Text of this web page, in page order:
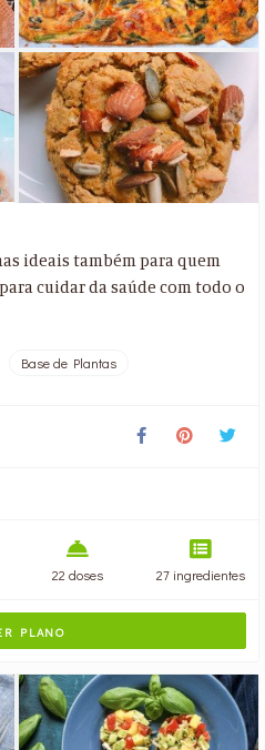
ideais também para quem
cuidar da saúde com todo o
Base de Plantas
22 doses 27 ingredientes
PLANO